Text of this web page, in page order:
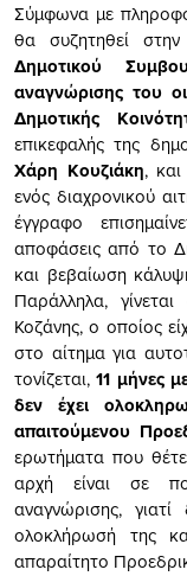
Σύμφωνα με
θα συζητηθεί
Δημοτικού
αναγνώρισης του
Δημοτικής
επικεφαλής της
Χάρη Κουζιάκη,
ενός διαχρονικού
έγγραφο
αποφάσεις από το
και βεβαίωση
Παράλληλα,
Κοζάνης, ο οποίος
στο αίτημα για
τονίζεται,11 μήνες
δεν έχει
απαιτούμενου
ερωτήματα που
αρχή είναι σε
αναγνώρισης,
ολοκλήρωσή της
απαραίτητο